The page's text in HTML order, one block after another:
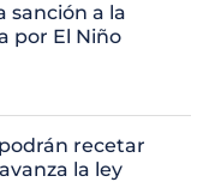
sanción a la
por El Niño
recetar
la ley